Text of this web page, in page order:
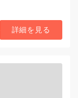
詳細を見る